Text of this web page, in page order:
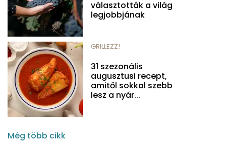
választották a világ
legjobbjának
GRILLEZZ!
31 szezonális
augusztusi recept,
amitől sokkal szebb
lesz a nyár...
Még több cikk